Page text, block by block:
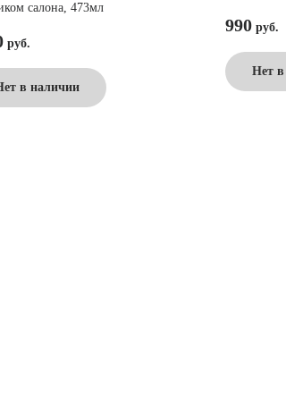
салона, 473мл
в наличии
990
Нет